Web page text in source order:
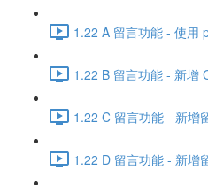
1.22 A 留言功能 - 使用
1.22 B 留言功能 - 新增
1.22 C 留言功能 - 新增
1.22 D 留言功能 - 新增